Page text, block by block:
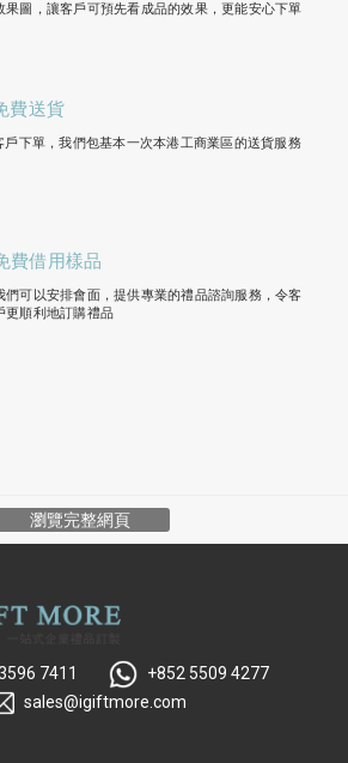
果圖，讓客戶可預先看成品的效果，更能安心下單
費送貨
戶下單，我們包基本一次本港工商業區的送貨服務
費借用樣品
們可以安排會面，提供專業的禮品諮詢服務，令客
更順利地訂購禮品
瀏覽完整網頁
7411
+852 5509 4277
sales@igiftmore.com